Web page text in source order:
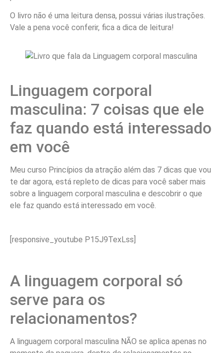
O livro não é uma leitura densa, possui várias ilustrações.
Vale a pena você conferir, fica a dica de leitura!
Linguagem corporal
masculina: 7 coisas que ele
faz quando está interessado
em você
Meu curso Princípios da atração além das 7 dicas que vou
te dar agora, está repleto de dicas para você saber mais
sobre a linguagem corporal masculina e descobrir o que
ele faz quando está interessado em você.
[responsive_youtube P15J9TexLss]
A linguagem corporal só
serve para os
relacionamentos?
A linguagem corporal masculina NÃO se aplica apenas no